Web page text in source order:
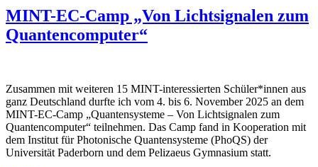
MINT-EC-Camp „Von Lichtsignalen zum
Quantencomputer“
Zusammen mit weiteren 15 MINT-interessierten Schüler*innen aus
ganz Deutschland durfte ich vom 4. bis 6. November 2025 an dem
MINT-EC-Camp „Quantensysteme – Von Lichtsignalen zum
Quantencomputer“ teilnehmen. Das Camp fand in Kooperation mit
dem Institut für Photonische Quantensysteme (PhoQS) der
Universität Paderborn und dem Pelizaeus Gymnasium statt.